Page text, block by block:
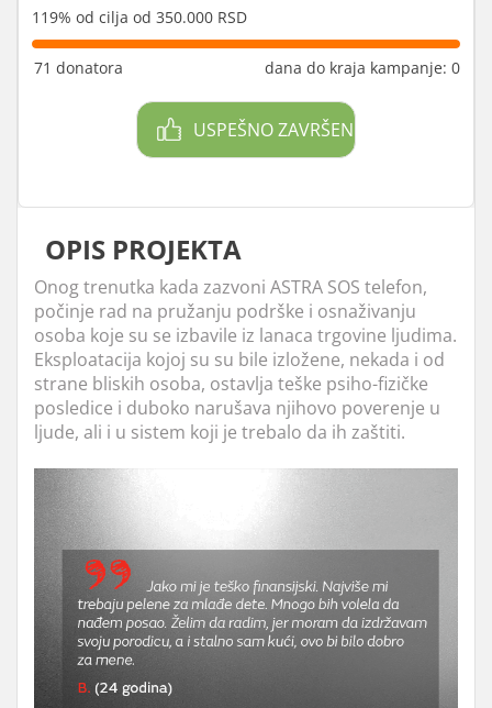
119% od cilja od 350.000 RSD
71 donatora dana do kraja kampanje: 0
USPEŠNO ZAVRŠEN
OPIS PROJEKTA
Onog trenutka kada zazvoni ASTRA SOS telefon,
počinje rad na pružanju podrške i osnaživanju
osoba koje su se izbavile iz lanaca trgovine ljudima.
Eksploatacija kojoj su su bile izložene, nekada i od
strane bliskih osoba, ostavlja teške psiho-fizičke
posledice i duboko narušava njihovo poverenje u
ljude, ali i u sistem koji je trebalo da ih zaštiti.